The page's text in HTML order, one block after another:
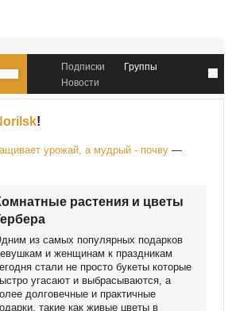
Подписки
Группы
Новости
!
урожай, а мудрый - почву —
растения и цветы
из самых популярных подарков
и женщинам к праздникам
стали не просто букеты которые
угасают и выбрасываются, а
долговечные и практичные
такие как живые цветы в